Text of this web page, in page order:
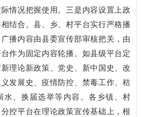
情况把握使用。三是内容设置上政
结合。县、乡、村平台实行严格播
播内容由县委宣传部审核把关，由
作为固定内容轮播。如县级平台定
理论新政策、党史、新中国史、改
发展史、疫情防控、禁毒工作、秸
水、换届选举等内容。各乡镇、村
分控平台在理论政策宣传基础上，根